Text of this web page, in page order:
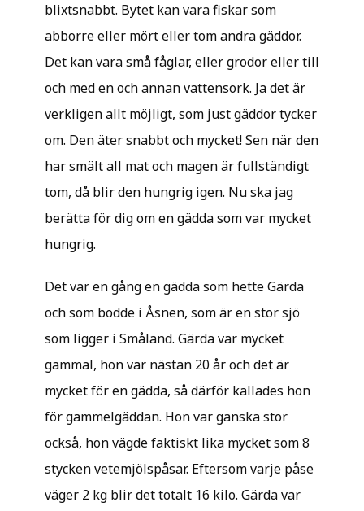
blixtsnabbt. Bytet kan vara fiskar som
abborre eller mört eller tom andra gäddor.
Det kan vara små fåglar, eller grodor eller till
och med en och annan vattensork. Ja det är
verkligen allt möjligt, som just gäddor tycker
om. Den äter snabbt och mycket! Sen när den
har smält all mat och magen är fullständigt
tom, då blir den hungrig igen. Nu ska jag
berätta för dig om en gädda som var mycket
hungrig.
Det var en gång en gädda som hette Gärda
och som bodde i Åsnen, som är en stor sjö
som ligger i Småland. Gärda var mycket
gammal, hon var nästan 20 år och det är
mycket för en gädda, så därför kallades hon
för gammelgäddan. Hon var ganska stor
också, hon vägde faktiskt lika mycket som 8
stycken vetemjölspåsar. Eftersom varje påse
väger 2 kg blir det totalt 16 kilo. Gärda var